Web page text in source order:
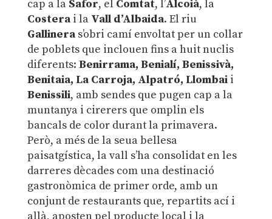
cap a la Safor, el Comtat, l’Alcoià, la
Costerai la Vall d’Albaida. El riu
Gallineras’obri camí envoltat per un collar
de poblets que inclouen fins a huit nuclis
diferents: Benirrama, Benialí, Benissivà,
Benitaia, La Carroja, Alpatró, Llombaii
Benissili, amb sendes que pugen cap a la
muntanya i cirerers que omplin els
bancals de color durant la primavera.
Però, a més de la seua bellesa
paisatgística, la vall s’ha consolidat en les
darreres dècades com una destinació
gastronòmica de primer orde, amb un
conjunt de restaurants que, repartits ací i